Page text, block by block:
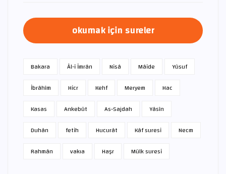
okumak için sureler
Bakara Âl-i İmrân Nisâ Mâide
Yûsuf
İbrâhîm
Hicr Kehf Meryem
Hac
Kasas
Ankebût As-Sajdah
Yâsîn
Duhân
fetih Hucurât Kâf suresi
Necm
Rahmân
vakıa Haşr Mülk suresi